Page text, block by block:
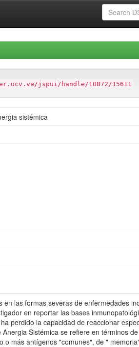
jspui/handle/10872/15611
sistémica
las formas severas de enfermedades
en reportar las bases
perdido la capacidad de reaccionar
Sistémica se refiere en términos
más antígenos "comunes", de "